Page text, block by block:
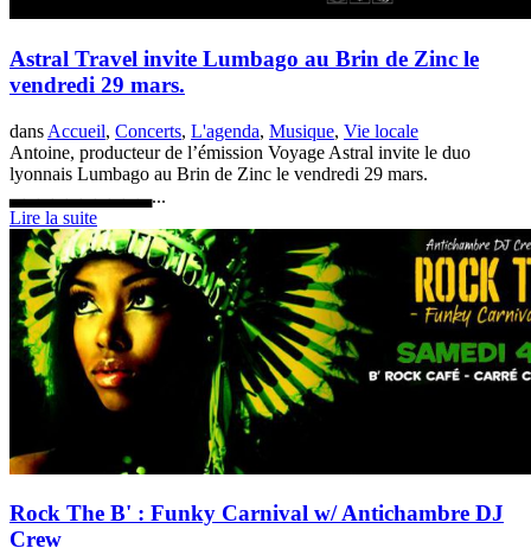
Astral Travel invite Lumbago au Brin de Zinc le
vendredi 29 mars.
dans Accueil, Concerts, L'agenda, Musique, Vie locale
Antoine, producteur de l’émission Voyage Astral invite le duo
lyonnais Lumbago au Brin de Zinc le vendredi 29 mars.
▃▃▃▃▃▃▃▃▃▃...
Lire la suite
Rock The B' : Funky Carnival w/ Antichambre DJ
Crew